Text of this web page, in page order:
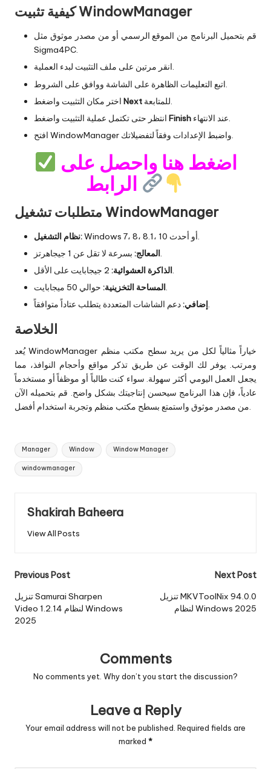
كيفية تثبيت WindowManager
قم بتحميل البرنامج من الموقع الرسمي أو من مصدر موثوق مثل
Sigma4PC.
انقر مرتين على ملف التثبيت لبدء العملية.
Next
للمتابعة.
Finish
عند الانتهاء.
افتح WindowManager واضبط الإعدادات وفقاً لتفضيلاتك.
متطلبات تشغيل WindowManager
نظام التشغيل:
Windows 7، 8، 8.1، 10 أو أحدث.
المعالج:بسرعة لا تقل عن 1 جيجاهرتز.
الذاكرة العشوائية:2 جيجابايت على الأقل.
المساحة التخزينية:حوالي 50 ميجابايت.
إضافي: دعم الشاشات المتعددة يتطلب عتاداً متوافقاً.
الخلاصة
يُعد WindowManager خياراً مثالياً لكل من يريد سطح مكتب منظم
ومرتب. يوفر لك الوقت عن طريق تذكر مواقع وأحجام النوافذ، مما
يجعل العمل اليومي أكثر سهولة. سواء كنت طالباً أو موظفاً أو مستخدماً
عادياً، فإن هذا البرنامج سيحسن إنتاجيتك بشكل واضح. قم بتحميله الآن
من مصدر موثوق واستمتع بسطح مكتب منظم وتجربة استخدام أفضل.
Tags:
Manager Window Window Manager
windowmanager
Shakirah Baheera
View All Posts
Post
navigation
Previous Post
تنزيل Samurai Sharpen
Video 1.2.14 لنظام Windows
2025
Next Post
تنزيل MKVToolNix 94.0.0
لنظام Windows 2025
Comments
No comments yet. Why don’t you start the discussion?
Leave a Reply
Your email address will not be published. Required fields are
marked *